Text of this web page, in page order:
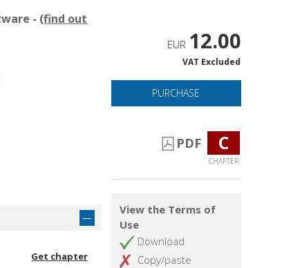
- (find out
Get chapter
EUR 12.00
VAT Excluded
PURCHASE
PDF C
CHAPTER
View the Terms of
Use
Download
Copy/paste